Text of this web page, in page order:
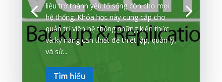
liệu trở thành yếu tố sống còn cho mọi
hệ thống. Khóa học này cung cấp cho
quản trị viên hệ thống những kiến thức
và kỹ năng cần thiết để thiết lập, quản lý,
và sử...
Tìm hiểu